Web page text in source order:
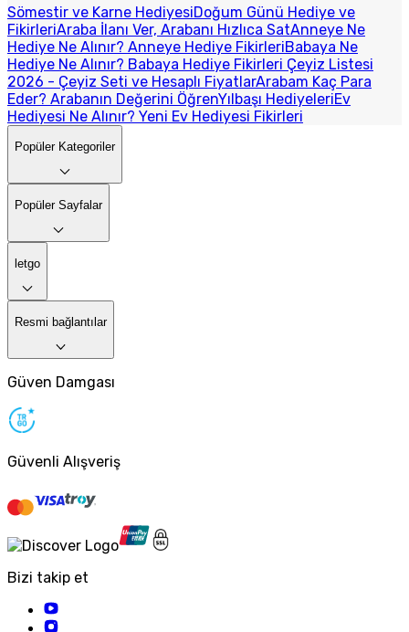
Sömestir ve Karne HediyesiDoğum Günü Hediye ve
FikirleriAraba İlanı Ver, Arabanı Hızlıca SatAnneye Ne
Hediye Ne Alınır? Anneye Hediye FikirleriBabaya Ne
Hediye Ne Alınır? Babaya Hediye Fikirleri Çeyiz Listesi
2026 - Çeyiz Seti ve Hesaplı FiyatlarArabam Kaç Para
Eder? Arabanın Değerini ÖğrenYılbaşı HediyeleriEv
Hediyesi Ne Alınır? Yeni Ev Hediyesi Fikirleri
Popüler Kategoriler
Popüler Sayfalar
letgo
Resmi bağlantılar
Güven Damgası
Güvenli Alışveriş
Bizi takip et